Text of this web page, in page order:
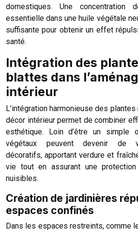
domestiques. Une
essentielle dans une huile végétale
suffisante pour obtenir un effet
santé.
Intégration des
blattes dans
intérieur
L’intégration harmonieuse des
décor intérieur permet de combiner
esthétique. Loin d’être un simple
végétaux peuvent devenir de
décoratifs, apportant verdure et
vie tout en assurant une
nuisibles.
Création de jardinières
espaces confinés
Dans les espaces restreints, comme